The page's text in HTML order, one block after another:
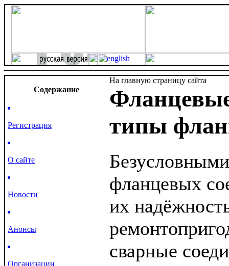
Cодержание
Регистрация
О сайте
Новости
Анонсы
Организации
На главную страницу сайта
типы
фланцевых
их
сварные